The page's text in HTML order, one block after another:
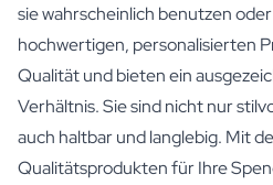
sie wahrscheinlich benutzen
hochwertigen, personalisierten
Qualität und bieten ein
Verhältnis. Sie sind nicht nur
auch haltbar und langlebig. Mit
Qualitätsprodukten für Ihre